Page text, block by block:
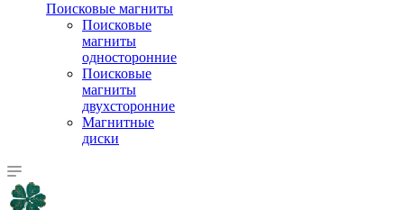
Поисковые магниты
Поисковые
магниты
односторонние
Поисковые
магниты
двухсторонние
Магнитные
диски